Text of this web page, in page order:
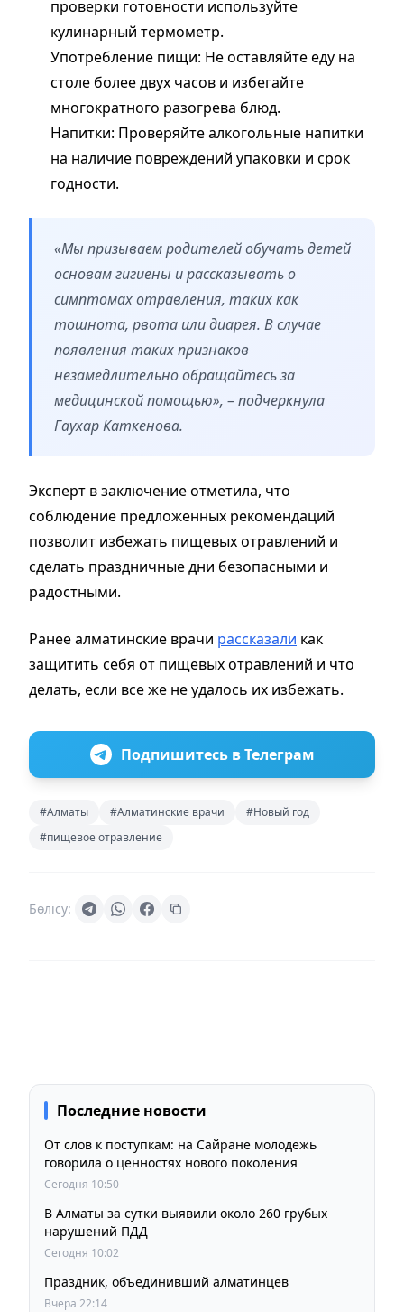
проверки готовности используйте
кулинарный термометр.
Употребление пищи: Не оставляйте еду на
столе более двух часов и избегайте
многократного разогрева блюд.
Напитки: Проверяйте алкогольные напитки
на наличие повреждений упаковки и срок
годности.
«Мы призываем родителей обучать детей
основам гигиены и рассказывать о
симптомах отравления, таких как
тошнота, рвота или диарея. В случае
появления таких признаков
незамедлительно обращайтесь за
медицинской помощью», – подчеркнула
Гаухар Каткенова.
Эксперт в заключение отметила, что
соблюдение предложенных рекомендаций
позволит избежать пищевых отравлений и
сделать праздничные дни безопасными и
радостными.
Ранее алматинские врачи рассказали как
защитить себя от пищевых отравлений и что
делать, если все же не удалось их избежать.
Подпишитесь в Телеграм
#Алматы #Алматинские врачи
#Новый год
#пищевое отравление
Бөлісу:
Последние новости
От слов к поступкам: на Сайране молодежь
говорила о ценностях нового поколения
Сегодня 10:50
В Алматы за сутки выявили около 260 грубых
нарушений ПДД
Сегодня 10:02
Праздник, объединивший алматинцев
Вчера 22:14